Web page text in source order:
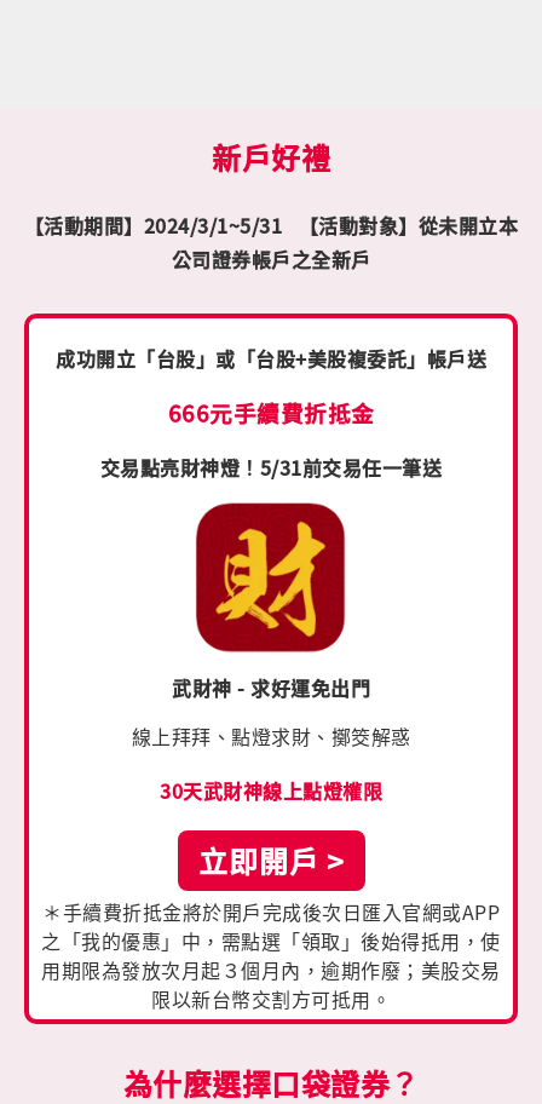
新戶好禮
【活動期間】2024/3/1~5/31
【活動對象】從未開立本
公司證券帳戶之全新戶
成功開立「台股」或「台股+美股複委託」帳戶送
666元手續費折抵金
交易點亮財神燈！5/31前交易任一筆送
武財神 - 求好運免出門
線上拜拜、點燈求財、擲筊解惑
30天武財神線上點燈權限
立即開戶 >
＊手續費折抵金將於開戶完成後次日匯入官網或APP
之「我的優惠」中，需點選「領取」後始得抵用，使
用期限為發放次月起３個月內，逾期作廢；美股交易
限以新台幣交割方可抵用。
為什麼選擇口袋證券？